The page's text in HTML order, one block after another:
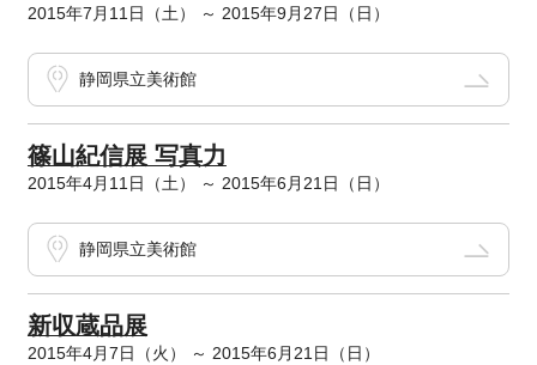
2015年7月11日（土） ～ 2015年9月27日（日）
静岡県立美術館
篠山紀信展 写真力
2015年4月11日（土） ～ 2015年6月21日（日）
静岡県立美術館
新収蔵品展
2015年4月7日（火） ～ 2015年6月21日（日）